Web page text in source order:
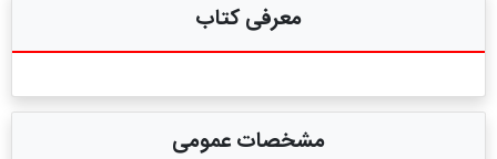
معرفی کتاب
مشخصات عمومی